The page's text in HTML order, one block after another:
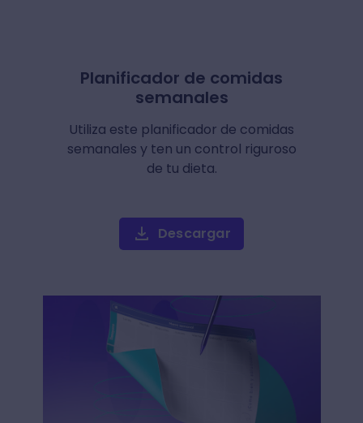
Planificador de comidas
semanales
Utiliza este planificador de comidas
semanales y ten un control riguroso
de tu dieta.
Descargar